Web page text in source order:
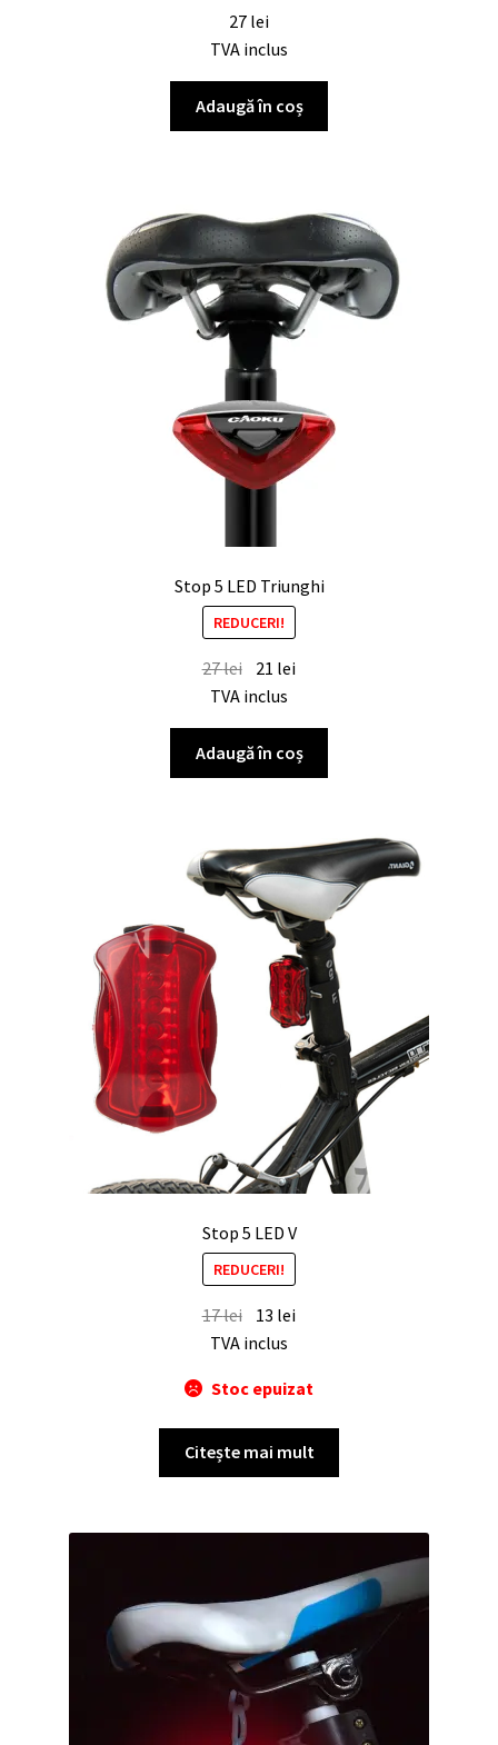
27 lei
TVA inclus
Adaugă în coș
Stop 5 LED Triunghi
REDUCERI!
27lei 21 lei
TVA inclus
Adaugă în coș
Stop 5 LED V
REDUCERI!
17lei 13 lei
TVA inclus
Stoc epuizat
Citește mai mult